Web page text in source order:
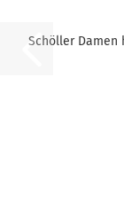
Schöller Damen